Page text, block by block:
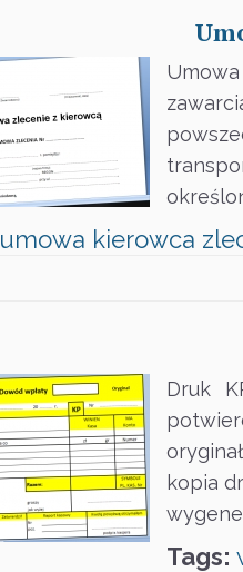
umowa kierowca
Druk
kopia
Tags: